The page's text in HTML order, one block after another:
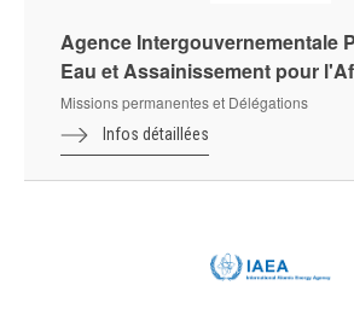
Agence Intergouvernementale
Eau et Assainissement pour
Missions permanentes et Délégations
Infos détaillées